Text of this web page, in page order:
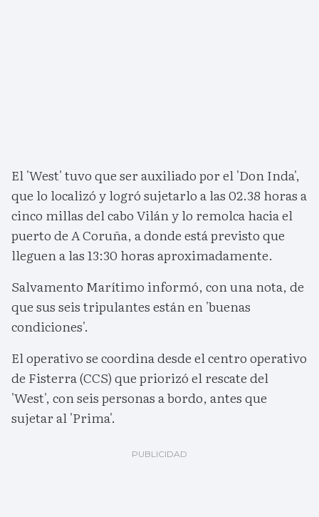
El 'West' tuvo que ser auxiliado por el 'Don Inda',
que lo localizó y logró sujetarlo a las 02.38 horas a
cinco millas del cabo Vilán y lo remolca hacia el
puerto de A Coruña, a donde está previsto que
lleguen a las 13:30 horas aproximadamente.
Salvamento Marítimo informó, con una nota, de
que sus seis tripulantes están en 'buenas
condiciones'.
El operativo se coordina desde el centro operativo
de Fisterra (CCS) que priorizó el rescate del
'West', con seis personas a bordo, antes que
sujetar al 'Prima'.